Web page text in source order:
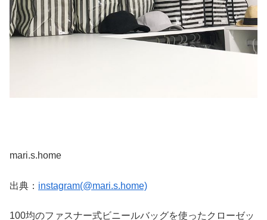
mari.s.home
出典： instagram(@mari.s.home)
100均のファスナー式ビニールバッグを使ったクローゼッ